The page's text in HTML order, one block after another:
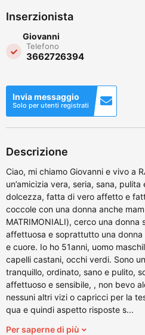
Inserzionista
Giovanni
Telefono
3662726394
Invia messaggio
Solo per utenti registrati
Descrizione
Ciao, mi chiamo Giovanni e vivo a
un’amicizia vera, seria, sana,
dolcezza, fatta di vero affetto e
coccole con una donna anche
MATRIMONIALI), cerco una
affettuosa e soprattutto una donna
e cuore. Io ho 51anni, uomo
capelli castani, occhi verdi. Sono
tranquillo, ordinato, sano e pulito,
affettuoso e sensibile, , non bevo
nessuni altri vizi o capricci per la
qua e quindi aspetto risposte s...
Per saperne di più